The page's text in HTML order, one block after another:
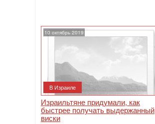
10 октябрь 2019
В Израиле
Израильтяне придумали, как
быстрее получать выдержанный
виски